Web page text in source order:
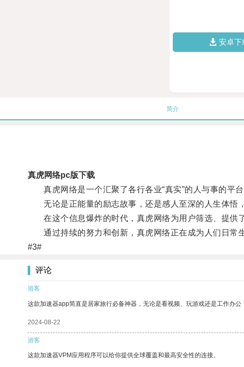
安卓下
简介
真虎网络pc版下载
真虎网络是一个汇聚了各行各业“真实”的人与事的平台
无论是正能量的励志故事，还是感人至深的人生体悟
在这个信息爆炸的时代，真虎网络为用户筛选、提供
通过持续的努力和创新，真虎网络正在成为人们日常
#3#
评论
游客
这款加速器app简直是居家旅行必备神器，无论是看视频、玩游戏还是工作办公
2024-08-22
游客
这款加速器VPM应用程序可以给你提供全球覆盖和最高安全性的连接。